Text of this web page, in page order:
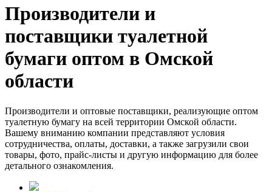
Производители и
поставщики туалетной
бумаги оптом в Омской
области
Производители и оптовые поставщики, реализующие оптом
туалетную бумагу на всей территории Омской области.
Вашему вниманию компании представляют условия
сотрудничества, оплаты, доставки, а также загрузили свои
товары, фото, прайс-листы и другую информацию для более
детального ознакомления.